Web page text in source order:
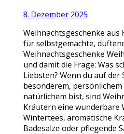
8. Dezember 2025
Weihnachtsgeschenke aus
für selbstgemachte,
Weihnachtsgeschenke
und damit die Frage: Was
Liebsten? Wenn du auf der
besonderem,
natürlichem bist, sind
Kräutern eine wunderbare
Wintertees, aromatische
Badesalze oder pflegende